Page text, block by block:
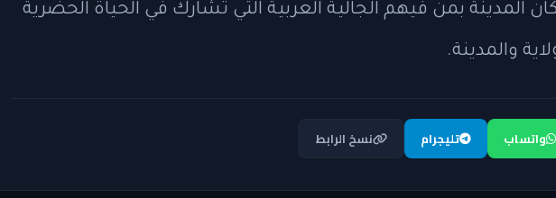
بمن فيهم الجالية العربية التي تشارك في الحياة الحضرية
والمدينة.
واتساب تليجرام نسخ الرابط